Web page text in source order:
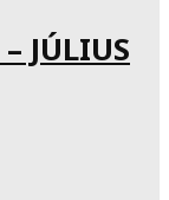
JÚLIUS